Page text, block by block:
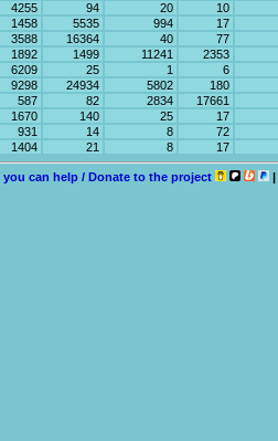
4255 94 20 10
1458 5535 994 17
3588 16364 40 77
1892 1499 11241 2353
6209 25 1 6
9298 24934 5802 180
587 82 2834 17661
1670 140 25 17
931 14 8 72
1404 21 8 17
you can help / Donate to the project |